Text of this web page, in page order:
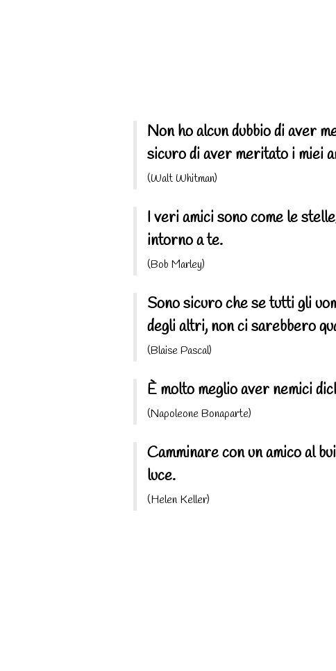
Non ho alcun dubbio di aver
sicuro di aver meritato i miei
(Walt Whitman)
I veri amici sono come le
intorno a te.
(Bob Marley)
Sono sicuro che se tutti gli
degli altri, non ci sarebbero
(Blaise Pascal)
È molto meglio aver nemici
(Napoleone Bonaparte)
Camminare con un amico al
luce.
(Helen Keller)